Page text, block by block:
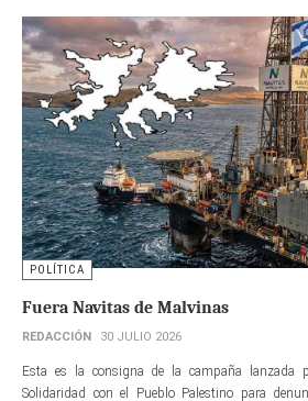
POLÍTICA
Fuera Navitas de Malvinas
REDACCIÓN 30 JULIO 2026
Esta es la consigna de la campaña lanzada
Solidaridad con el Pueblo Palestino para